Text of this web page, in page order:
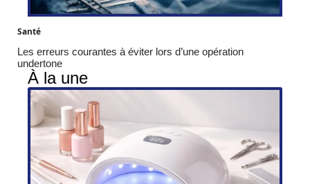
Santé
Les erreurs courantes à éviter lors d’une opération
undertone
À la une